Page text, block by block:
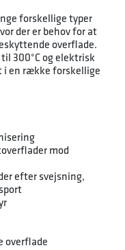
forskellige typer
der er behov for at
overflade.
300°C og elektrisk
i en række forskellige
mod
efter svejsning,
overflade